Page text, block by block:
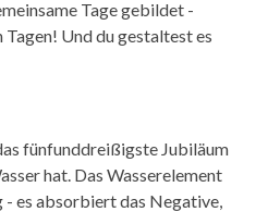
Tage gebildet -
Tagen! Und du gestaltest es
fünfunddreißigste Jubiläum
hat. Das Wasserelement
- es absorbiert das Negative,